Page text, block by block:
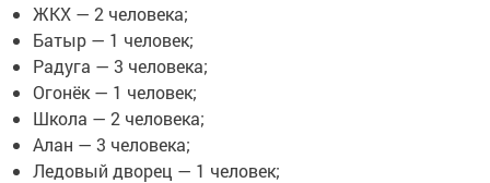
ЖКХ — 2 человека;
Батыр — 1 человек;
Радуга — 3 человека;
Огонёк — 1 человек;
Школа — 2 человека;
Алан — 3 человека;
Ледовый дворец — 1 человек;